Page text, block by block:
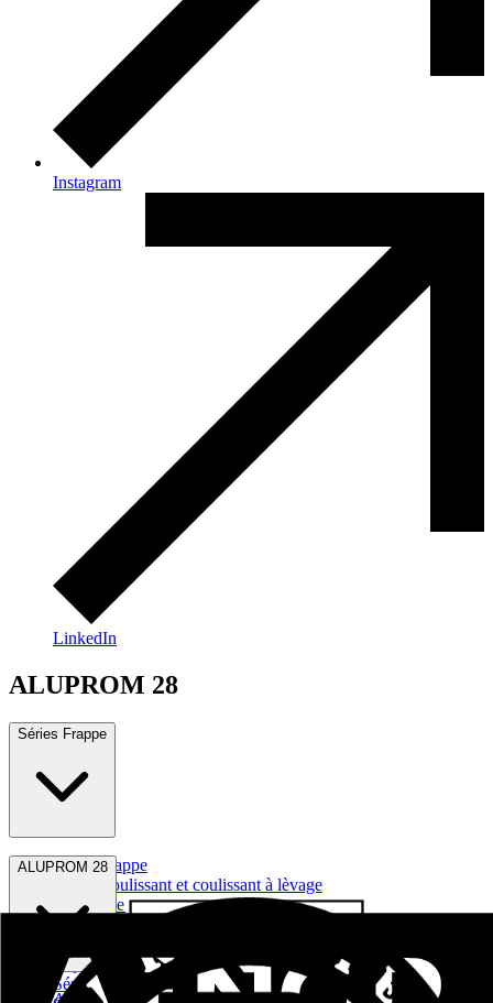
Instagram
LinkedIn
ALUPROM 28
Séries Frappe
Séries Frappe
Séries Coulissant et coulissant à lèvage
Série serie frappe RPT gorge européenne
Façades Légères
Séries VOLETS BATTANT ET COULISSANT
ALUPROM 28
ALUPROM 22